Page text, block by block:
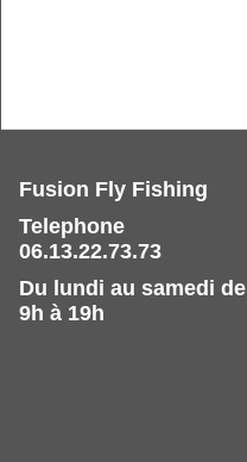
Fusion Fly Fishing
Telephone
06.13.22.73.73
Du lundi au samedi de
9h à 19h